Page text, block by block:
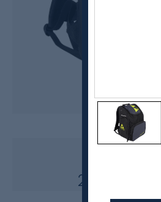
Fischer
2000,-